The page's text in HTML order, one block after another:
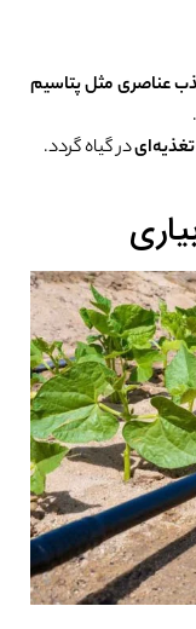
عناصری مثل پتاسیم
در گیاه گردد.